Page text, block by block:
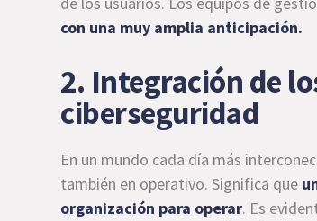
con una muy amplia anticipación.
2. Integración de
ciberseguridad
En un mundo cada día más
también en operativo. Significa que
organización para operar. Es